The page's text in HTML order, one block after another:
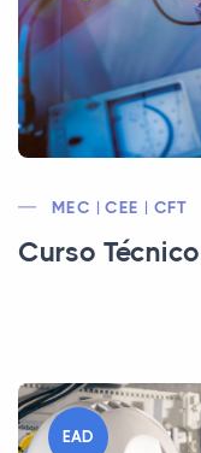
MEC | CEE | CFT
Curso
EAD